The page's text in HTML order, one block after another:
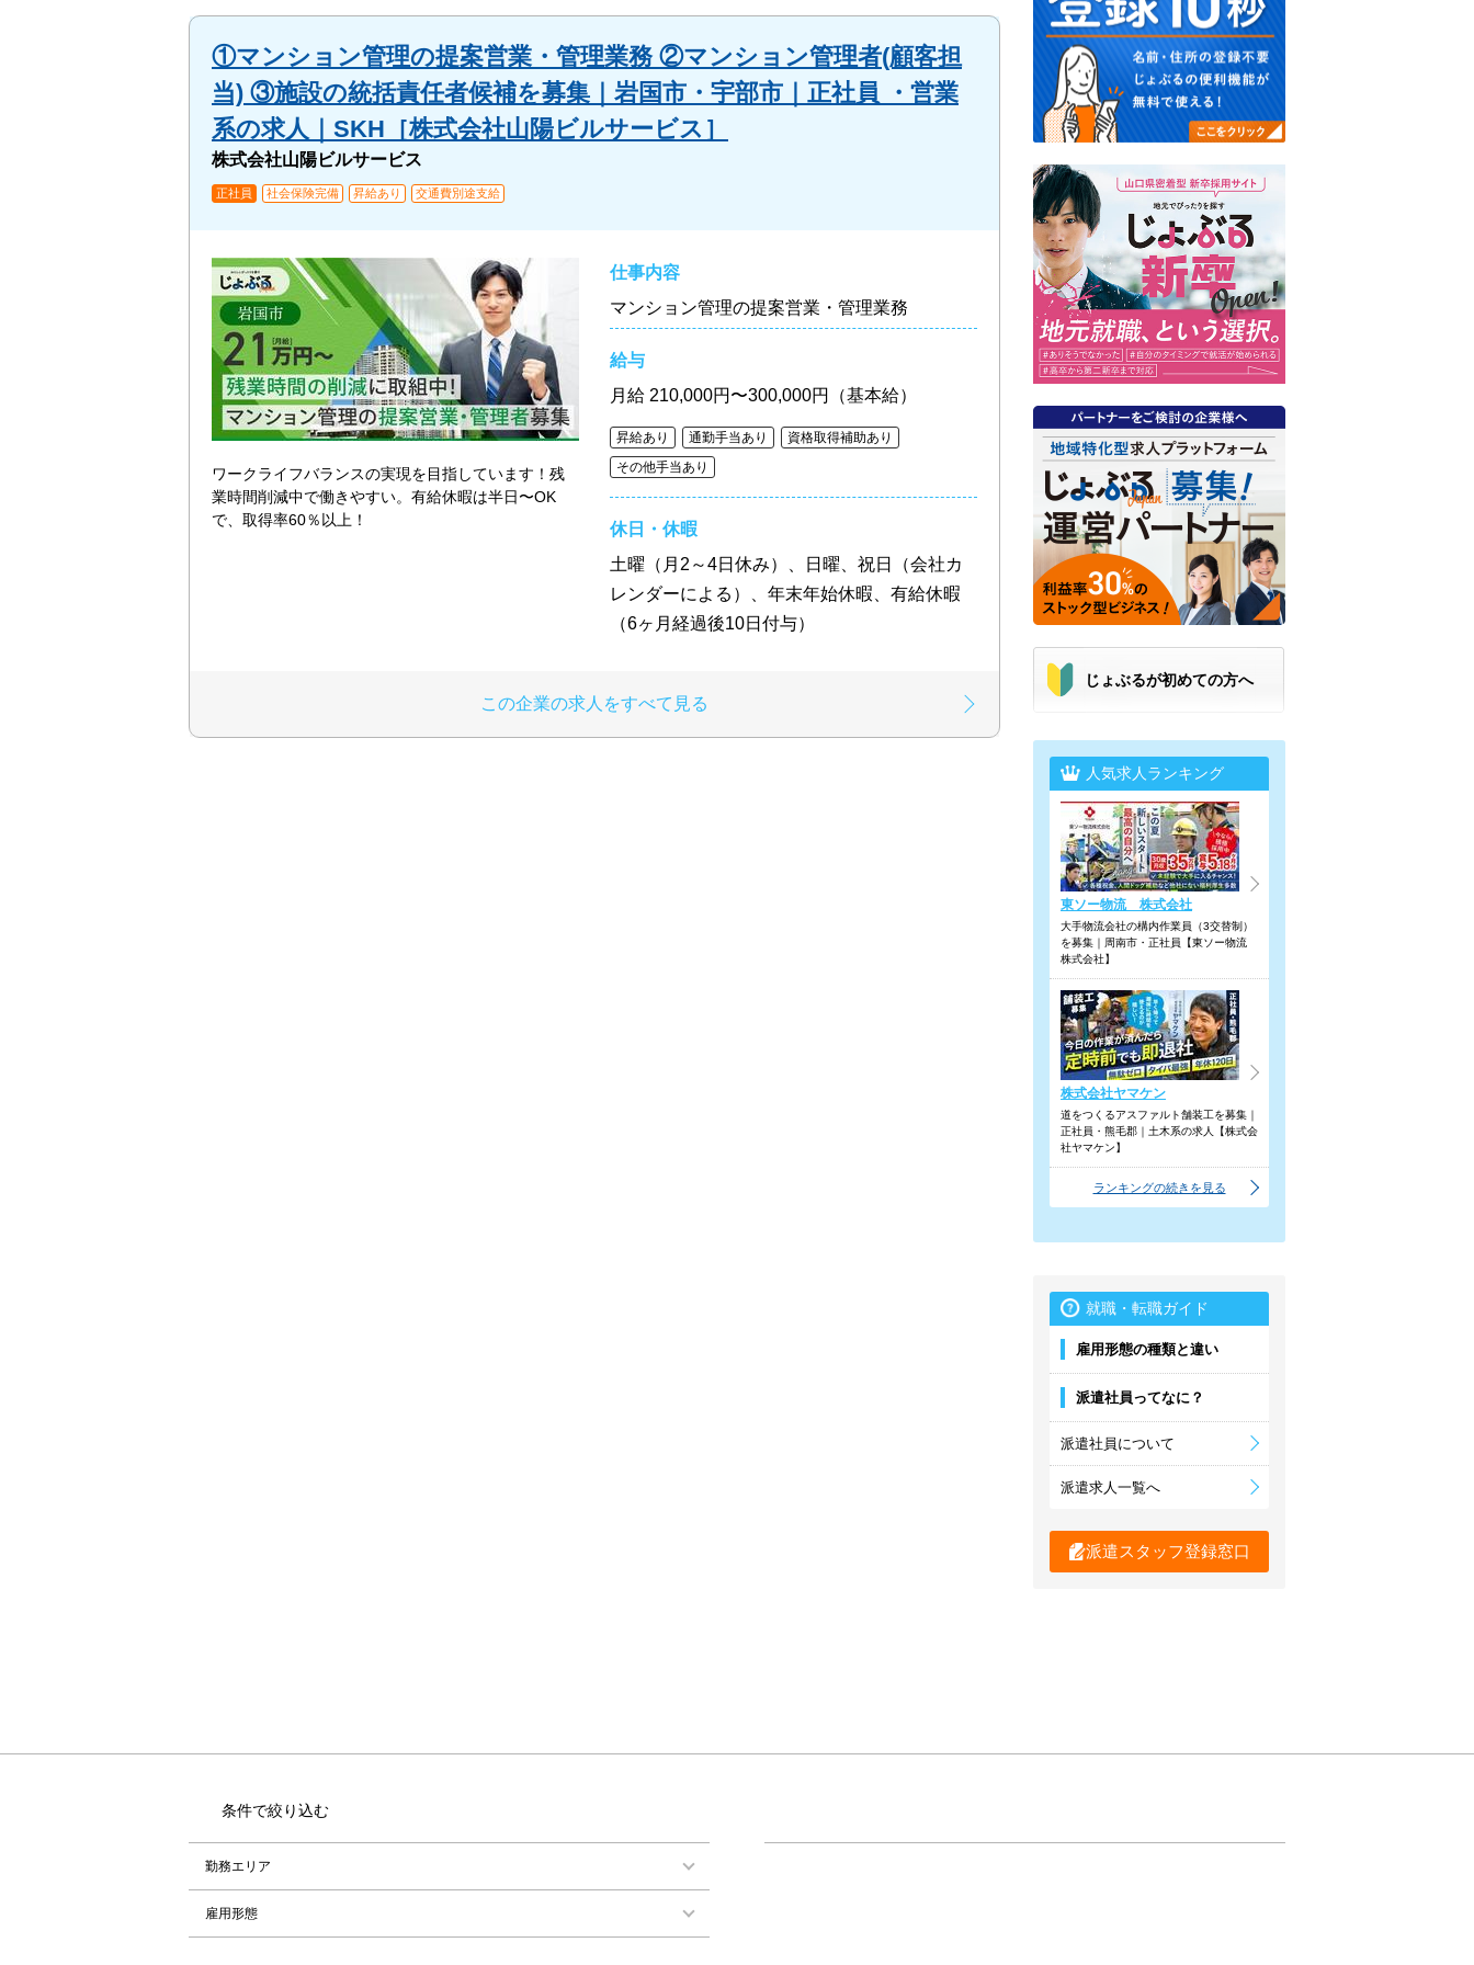
①マンション管理の提案営業・管理業務 ②マンション管理者(顧客担
当) ③施設の統括責任者候補を募集｜岩国市・宇部市｜正社員 ・営業
系の求人｜SKH［株式会社山陽ビルサービス］
株式会社山陽ビルサービス
正社員 社会保険完備 昇給あり 交通費別途支給
ワークライフバランスの実現を目指しています！残
業時間削減中で働きやすい。有給休暇は半日〜OK
で、取得率60％以上！
仕事内容
マンション管理の提案営業・管理業務
給与
月給 210,000円〜300,000円（基本給）
昇給あり 通勤手当あり
資格取得補助あり
その他手当あり
休日・休暇
土曜（月2～4日休み）、日曜、祝日（会社カ
レンダーによる）、年末年始休暇、有給休暇
（6ヶ月経過後10日付与）
この企業の求人をすべて見る
じょぶるが初めての方へ
人気求人ランキング
東ソー物流 株式会社
大手物流会社の構内作業員（3交替制）
を募集｜周南市・正社員【東ソー物流
株式会社】
株式会社ヤマケン
道をつくるアスファルト舗装工を募集｜
正社員・熊毛郡｜土木系の求人【株式会
社ヤマケン】
ランキングの続きを見る
就職・転職ガイド
雇用形態の種類と違い
派遣社員ってなに？
派遣社員について
派遣求人一覧へ
派遣スタッフ登録窓口
条件で絞り込む
勤務エリア
雇用形態